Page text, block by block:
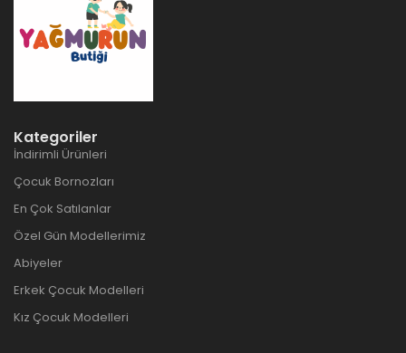
Kategoriler
İndirimli Ürünleri
Çocuk Bornozları
En Çok Satılanlar
Özel Gün Modellerimiz
Abiyeler
Erkek Çocuk Modelleri
Kız Çocuk Modelleri